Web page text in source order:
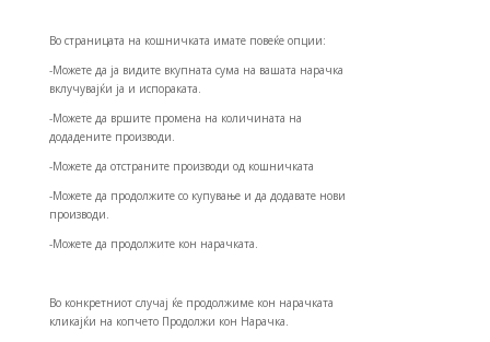
Во страницата на кошничката имате повеќе опции:
-Можете да ја видите вкупната сума на вашата нарачка
вклучувајќи ја и испораката.
-Можете да вршите промена на количината на
додадените производи.
-Можете да отстраните производи од кошничката
-Можете да продолжите со купување и да додавате нови
производи.
-Можете да продолжите кон нарачката.
Во конкретниот случај ќе продолжиме кон нарачката
кликајќи на копчето Продолжи кон Нарачка.